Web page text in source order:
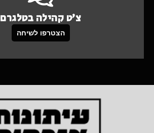
צ'ט קהילה בטלגרם
הצטרפו לשיחה